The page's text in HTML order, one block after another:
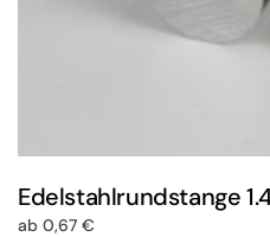
Edelstahlrundstange
ab 0,67 €